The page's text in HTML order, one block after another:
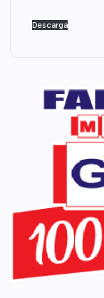
Descarga